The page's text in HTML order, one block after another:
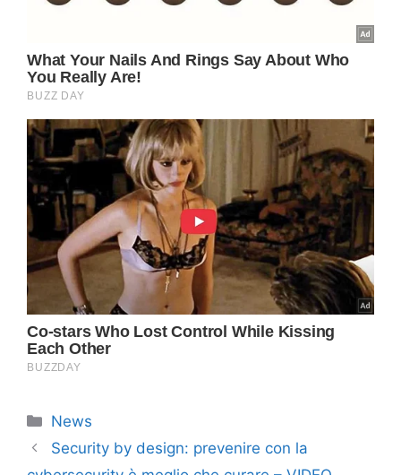
Categorie
News
Security by design: prevenire con la